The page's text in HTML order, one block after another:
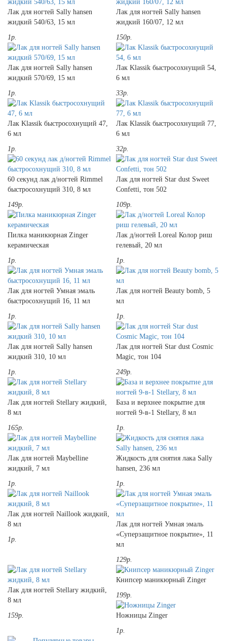
Лак для ногтей Sally hansen
жидкий 540/63, 15 мл
1р.
Лак для ногтей Sally hansen
жидкий 160/07, 12 мл
150р.
Лак для ногтей Sally hansen
жидкий 570/69, 15 мл
1р.
Лак Klassik быстросохнущий 54,
6 мл
33р.
Лак Klassik быстросохнущий 47,
6 мл
1р.
Лак Klassik быстросохнущий 77,
6 мл
32р.
60 секунд лак д/ногтей Rimmel
быстросохнущий 310, 8 мл
149р.
Лак для ногтей Star dust Sweet
Confetti, тон 502
109р.
Пилка маникюрная Zinger
керамическая
1р.
Лак д/ногтей Loreal Колор риш
гелевый, 20 мл
1р.
Лак для ногтей Умная эмаль
быстросохнущий 16, 11 мл
1р.
Лак для ногтей Beauty bomb, 5
мл
1р.
Лак для ногтей Sally hansen
жидкий 310, 10 мл
1р.
Лак для ногтей Star dust Cosmic
Magic, тон 104
249р.
Лак для ногтей Stellary жидкий,
8 мл
165р.
База и верхнее покрытие для
ногтей 9-в-1 Stellary, 8 мл
1р.
Лак для ногтей Maybelline
жидкий, 7 мл
1р.
Жидкость для снятия лака Sally
hansen, 236 мл
1р.
Лак для ногтей Naillook жидкий,
8 мл
1р.
Лак для ногтей Умная эмаль
«Суперзащитное покрытие», 11
мл
129р.
Лак для ногтей Stellary жидкий,
8 мл
159р.
Книпсер маникюрный Zinger
199р.
Ножницы Zinger
1р.